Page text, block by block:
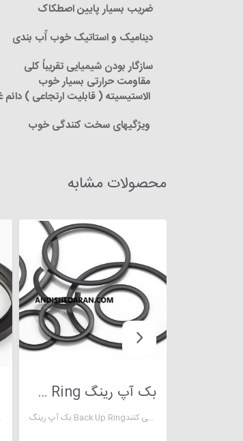
ضریب بسیار پایین اصطکاک
دینامیک و استاتیک خوب آّب بندی
سازگار بودن شیمیایی تقریباً کلی
مقاومت حرارتی بسیار خوب
الاستیسیته ( قابلیت ارتجاعی )
ویژگیهای سخت کنندگی خوب
محصولات مشابه
بک آپ رینگ Back Up Ring
بک آپ رینگ Back Up Ringکه یک قطعه نگهدارنده اورینگ می باشند و در فشار بالا کاربرد دارند در هردو حالت استاتیکی و دینامیکی بر روی اورینگ ها قرار میگیرند و از خوردگی انها جلوگیری می کنند . رینگ های پلیمری یا